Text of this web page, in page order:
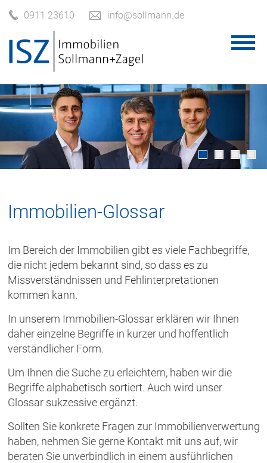
0911 23610 info@sollmann.de
Immobilien-Glossar
Im Bereich der Immobilien gibt es viele Fachbegriffe,
die nicht jedem bekannt sind, so dass es zu
Missverständnissen und Fehlinterpretationen
kommen kann.
In unserem Immobilien-Glossar erklären wir Ihnen
daher einzelne Begriffe in kurzer und hoffentlich
verständlicher Form.
Um Ihnen die Suche zu erleichtern, haben wir die
Begriffe alphabetisch sortiert. Auch wird unser
Glossar sukzessive ergänzt.
Sollten Sie konkrete Fragen zur Immobilienverwertung
haben, nehmen Sie gerne Kontakt mit uns auf, wir
beraten Sie unverbindlich in einem ausführlichen